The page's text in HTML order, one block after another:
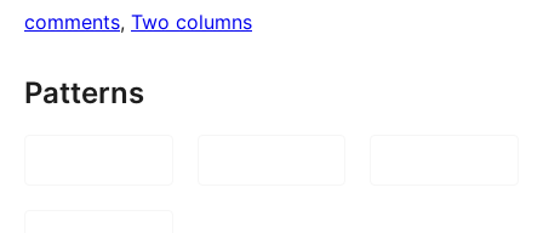
comments, Two columns
Patterns